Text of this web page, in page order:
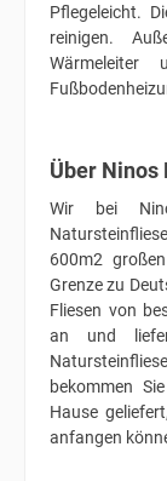
Pflegeleicht.
reinigen.
Über Ninos
Wir bei
600m2
Grenze zu
Fliesen von
an und
bekommen
Hause
anfangen